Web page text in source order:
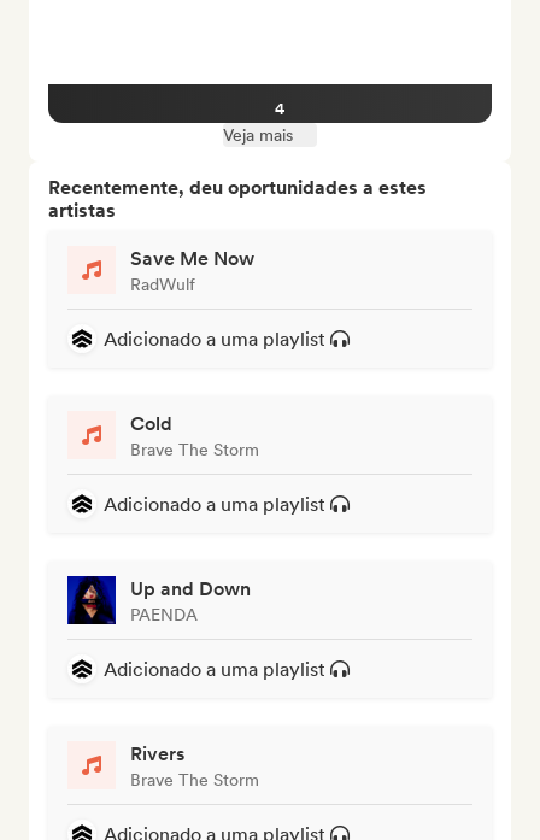
4
Veja mais
Recentemente, deu oportunidades a estes
artistas
Save Me Now
RadWulf
Adicionado a uma playlist
Cold
Brave The Storm
Adicionado a uma playlist
Up and Down
PAENDA
Adicionado a uma playlist
Rivers
Brave The Storm
Adicionado a uma playlist